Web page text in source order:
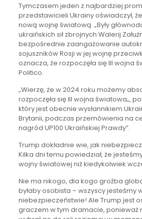
Tymczasem jeden z najbardziej
przedstawicieli Ukrainy oświadczył,
nową wojnę światową. „Były
ukraińskich sił zbrojnych Walerij
bezpośrednie zaangażowanie
sojuszników Rosji w jej wojnę
oznacza, że rozpoczęła się III wojna
Politico.
„Wierzę, że w 2024 roku możemy
rozpoczęła się III wojna światowa„,
który jest obecnie wysłannikiem
Brytanii, podczas przemówienia na
nagród UP100 Ukraińskiej Prawdy”.
Trump dokładnie wie, jak
Kilka dni temu powiedział, że
wojny światowej niż kiedykolwiek
Nie ma nikogo, dla kogo groźba
byłaby osobista – wszyscy jesteśmy
niebezpieczeństwie! Ale Trump jest
graczem w tym dramacie, ponieważ